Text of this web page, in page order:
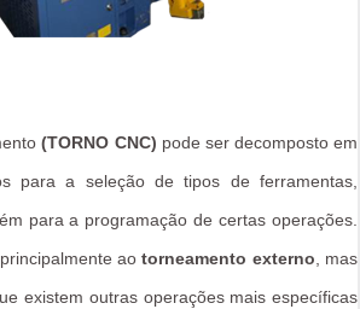
(TORNO CNC) pode ser decomposto em
para a seleção de tipos de ferramentas,
para a programação de certas operações.
aotorneamento externo , mas
existem outras operações mais específicas